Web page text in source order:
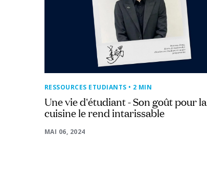
RESSOURCES ETUDIANTS • 2 MIN
Une vie d'étudiant - Son goût pour la
cuisine le rend intarissable
MAI 06, 2024